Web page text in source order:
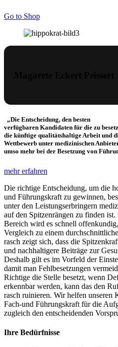
Go to Shop
„Die Entscheidung, den besten
verfügbaren Kandidaten für die zu
die künftige qualitätshaltige Arbeit und
Wettbewerb unter medizinischen
umso mehr bei der Besetzung von
mehr erfahren
Die richtige Entscheidung, um die
und Führungskraft zu gewinnen,
unter den Leistungserbringern
auf den Spitzenrängen zu finden
Bereich wird es schnell
Vergleich zu einem
rasch zeigt sich, dass die
und nachhaltigere Beiträge zur
Deshalb gilt es im Vorfeld der
damit man Fehlbesetzungen
Richtige die Stelle besetzt, wenn
erkennbar werden, kann das den
rasch ruinieren. Wir helfen unseren
Fach-und Führungskraft für die
zugleich den entscheidenden
Ihre Bedürfnisse